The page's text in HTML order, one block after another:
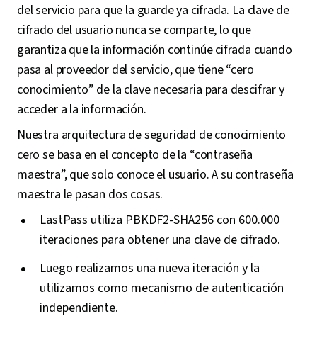
del servicio para que la guarde ya cifrada. La clave de
cifrado del usuario nunca se comparte, lo que
garantiza que la información continúe cifrada cuando
pasa al proveedor del servicio, que tiene “cero
conocimiento” de la clave necesaria para descifrar y
acceder a la información.
Nuestra arquitectura de seguridad de conocimiento
cero se basa en el concepto de la “contraseña
maestra”, que solo conoce el usuario. A su contraseña
maestra le pasan dos cosas.
LastPass utiliza PBKDF2-SHA256 con 600.000
iteraciones para obtener una clave de cifrado.
Luego realizamos una nueva iteración y la
utilizamos como mecanismo de autenticación
independiente.